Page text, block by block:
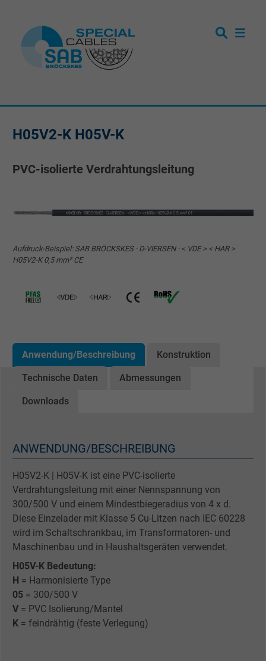
H05V2-K H05V-K
PVC-isolierte Verdrahtungsleitung
Aufdruck-Beispiel: SAB BRÖCKSKES · D-VIERSEN · < VDE > < HAR >
H05V2-K 0,5 mm² CE
Anwendung/Beschreibung Konstruktion
Technische Daten Abmessungen
Downloads
ANWENDUNG/BESCHREIBUNG
H05V2-K | H05V-K ist eine PVC-isolierte
Verdrahtungsleitung mit einer Nennspannung von
300/500 V und einem Mindestbiegeradius von 4 x d.
Diese Einzelader mit Klasse 5 Cu-Litzen nach IEC 60228
wird im Schaltschrankbau, im Transformatoren- und
Maschinenbau und in Haushaltsgeräten verwendet.
H05V-K Bedeutung:
H = Harmonisierte Type
05 = 300/500 V
V = PVC Isolierung/Mantel
K = feindrähtig (feste Verlegung)